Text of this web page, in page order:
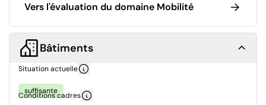
Vers l'évaluation du domaine Mobilité
Bâtiments
Situation actuelle
suffisante
Conditions cadres